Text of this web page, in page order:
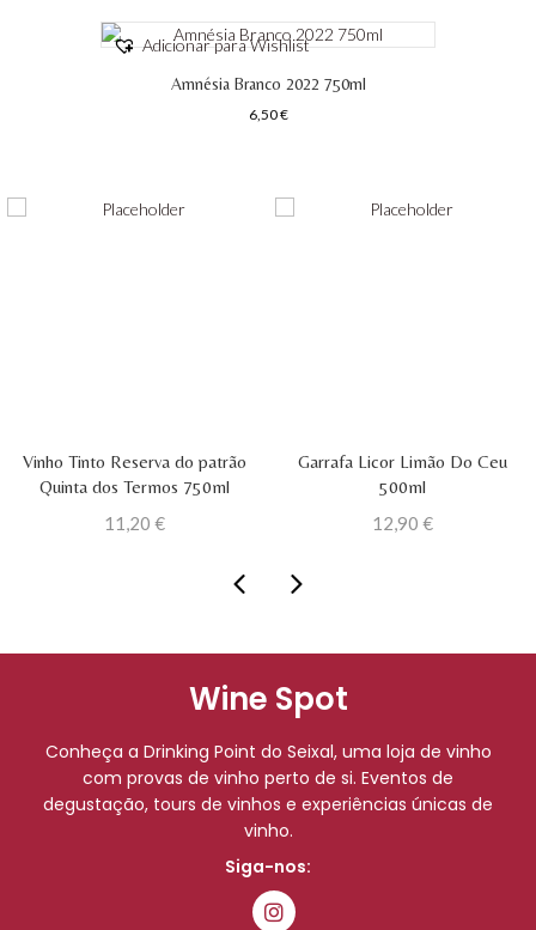
Adicionar para Wishlist
Amnésia Branco 2022 750ml
6,50€
Vinho Tinto Reserva do patrão
Quinta dos Termos 750ml
11,20 €
Garrafa Licor Limão Do Ceu
500ml
12,90 €
Wine Spot
Conheça a Drinking Point do Seixal, uma loja de vinho
com provas de vinho perto de si. Eventos de
degustação, tours de vinhos e experiências únicas de
vinho.
Siga-nos: